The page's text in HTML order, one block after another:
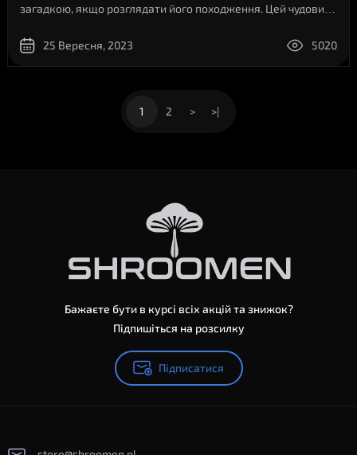
загадкою, якщо розглядати його походження. Цей чудовий
мудрі руки залишили сл..
25 Вересня, 2023 5020
1 2 > >|
Бажаєте бути в курсі всіх акцій та знижок?
Підпишіться на розсилку
Підписатися